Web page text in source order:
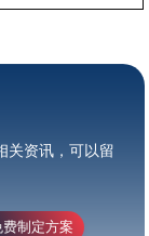
关资讯，可以留
费制定方案